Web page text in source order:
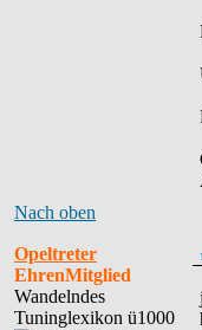
Nach oben
Opeltreter
EhrenMitglied
Wandelndes
Tuninglexikon ü1000